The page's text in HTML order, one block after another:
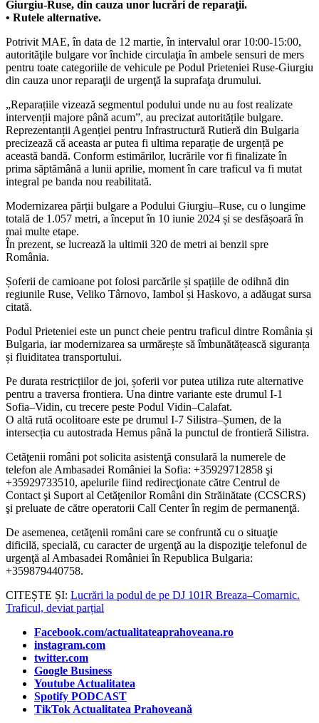
Giurgiu-Ruse, din cauza unor lucrări de reparaţii.
• Rutele alternative.
Potrivit MAE, în data de 12 martie, în intervalul orar 10:00-15:00,
autorităţile bulgare vor închide circulaţia în ambele sensuri de mers
pentru toate categoriile de vehicule pe Podul Prieteniei Ruse-Giurgiu
din cauza unor reparaţii de urgenţă la suprafaţa drumului.
„Reparațiile vizează segmentul podului unde nu au fost realizate
intervenții majore până acum”, au precizat autoritățile bulgare.
Reprezentanții Agenției pentru Infrastructură Rutieră din Bulgaria
precizează că aceasta ar putea fi ultima reparație de urgență pe
această bandă. Conform estimărilor, lucrările vor fi finalizate în
prima săptămână a lunii aprilie, moment în care traficul va fi mutat
integral pe banda nou reabilitată.
Modernizarea părții bulgare a Podului Giurgiu–Ruse, cu o lungime
totală de 1.057 metri, a început în 10 iunie 2024 și se desfășoară în
mai multe etape.
În prezent, se lucrează la ultimii 320 de metri ai benzii spre
România.
Șoferii de camioane pot folosi parcările și spațiile de odihnă din
regiunile Ruse, Veliko Târnovo, Iambol și Haskovo, a adăugat sursa
citată.
Podul Prieteniei este un punct cheie pentru traficul dintre România și
Bulgaria, iar modernizarea sa urmărește să îmbunătățească siguranța
și fluiditatea transportului.
Pe durata restricțiilor de joi, șoferii vor putea utiliza rute alternative
pentru a traversa frontiera. Una dintre variante este drumul I-1
Sofia–Vidin, cu trecere peste Podul Vidin–Calafat.
O altă rută ocolitoare este pe drumul I-7 Silistra–Șumen, de la
intersecția cu autostrada Hemus până la punctul de frontieră Silistra.
Cetăţenii români pot solicita asistenţă consulară la numerele de
telefon ale Ambasadei României la Sofia: +35929712858 şi
+35929733510, apelurile fiind redirecţionate către Centrul de
Contact şi Suport al Cetăţenilor Români din Străinătate (CCSCRS)
şi preluate de către operatorii Call Center în regim de permanenţă.
De asemenea, cetăţenii români care se confruntă cu o situaţie
dificilă, specială, cu caracter de urgenţă au la dispoziţie telefonul de
urgenţă al Ambasadei României în Republica Bulgaria:
+359879440758.
CITEȘTE ȘI: Lucrări la podul de pe DJ 101R Breaza–Comarnic.
Traficul, deviat parțial
Facebook.com/actualitateaprahoveana.ro
instagram.com
twitter.com
Google Business
Youtube Actualitatea
Spotify PODCAST
TikTok Actualitatea Prahoveană